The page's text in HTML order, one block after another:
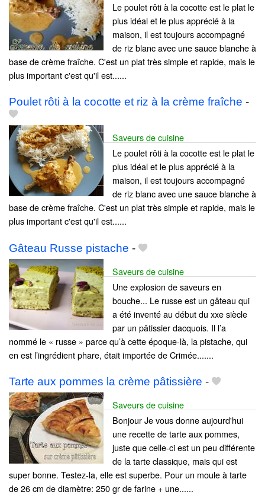
Le poulet rôti à la cocotte est le plat le
plus idéal et le plus apprécié à la
maison, il est toujours accompagné
de riz blanc avec une sauce blanche à
base de crème fraîche. C'est un plat très simple et rapide, mais le
plus important c'est qu'il est......
Poulet rôti à la cocotte et riz à la crème fraîche -
Saveurs de cuisine
Le poulet rôti à la cocotte est le plat le
plus idéal et le plus apprécié à la
maison, il est toujours accompagné
de riz blanc avec une sauce blanche à
base de crème fraîche. C'est un plat très simple et rapide, mais le
plus important c'est qu'il est......
Gâteau Russe pistache -
Saveurs de cuisine
Une explosion de saveurs en
bouche... Le russe est un gâteau qui
a été inventé au début du xxe siècle
par un pâtissier dacquois. Il l’a
nommé le « russe » parce qu’à cette époque-là, la pistache, qui
en est l’ingrédient phare, était importée de Crimée.......
Tarte aux pommes la crème pâtissière -
Saveurs de cuisine
Bonjour Je vous donne aujourd'hui
une recette de tarte aux pommes,
juste que celle-ci est un peu différente
de la tarte classique, mais qui est
super bonne. Testez-la, elle est superbe. Pour un moule à tarte
de 26 cm de diamètre: 250 gr de farine + une......